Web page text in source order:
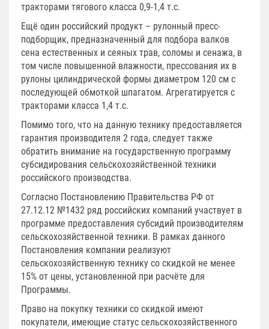
тракторами тягового класса 0,9-1,4 т.с.
Ещё один российский продукт – рулонный пресс-
подборщик, предназначенный для подбора валков
сена естественных и сеяных трав, соломы и сенажа, в
том числе повышенной влажности, прессования их в
рулоны цилиндрической формы диаметром 120 см с
последующей обмоткой шпагатом. Агрегатируется с
тракторами класса 1,4 т.с.
Помимо того, что на данную технику предоставляется
гарантия производителя 2 года, следует также
обратить внимание на государственную программу
субсидирования сельскохозяйственной техники
российского производства.
Согласно Постановлению Правительства РФ от
27.12.12 №1432 ряд российских компаний участвует в
программе предоставления субсидий производителям
сельскохозяйственной техники. В рамках данного
Постановления компании реализуют
сельскохозяйственную технику со скидкой не менее
15% от цены, установленной при расчёте для
Программы.
Право на покупку техники со скидкой имеют
покупатели, имеющие статус сельскохозяйственного